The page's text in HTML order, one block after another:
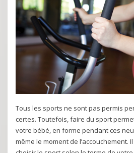
Tous les sports ne sont pas permis
certes. Toutefois, faire du sport
votre bébé, en forme pendant ces
même le moment de l’accouchement.